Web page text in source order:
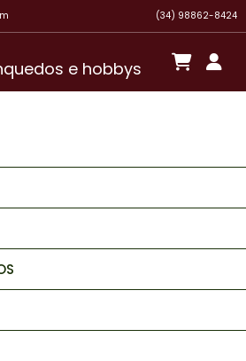
(34) 98862-8424
e hobbys
HOPPER FERROBAN - 2060